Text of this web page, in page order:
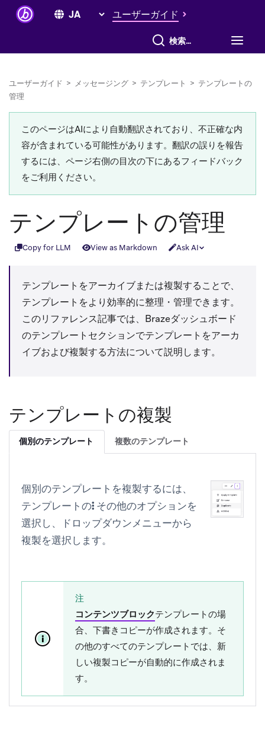
ユーザーガイド
すべて検索
ユーザーガイド > メッセージング > テンプレート > テンプレートの
管理
このページはAIにより自動翻訳されており、不正確な内
容が含まれている可能性があります。翻訳の誤りを報告
するには、ページ右側の目次の下にあるフィードバック
をご利用ください。
テンプレートの管理
Copy for LLM View as Markdown Ask AI
テンプレートをアーカイブまたは複製することで、
テンプレートをより効率的に整理・管理できます。
このリファレンス記事では、Brazeダッシュボード
のテンプレート セクションでテンプレートをアーカ
イブおよび複製する方法について説明します。
テンプレートの複製
個別のテンプレート 複数のテンプレート
個別のテンプレートを複製するには、
テンプレートの その他のオプションを
選択し、ドロップダウンメニューから
複製を選択します。
注
コンテンツブロックテンプレートの場
合、下書きコピーが作成されます。そ
の他のすべてのテンプレートでは、新
しい複製コピーが自動的に作成されま
す。